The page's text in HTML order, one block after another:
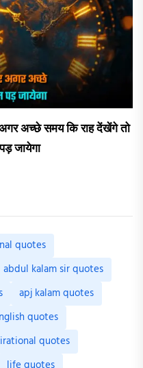
अच्छे समय कि राह देंखेंगे तो
जायेगा
quotes
abdul kalam sir quotes
apj kalam quotes
quotes
quotes